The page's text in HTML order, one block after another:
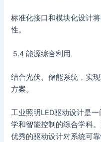
标准化接口和模块化设计
性。
5.4 能源综合利用
结合光伏、储能系统，实
方案。
工业照明LED驱动设计是
学和智能控制的综合学科
优秀的驱动设计对系统可